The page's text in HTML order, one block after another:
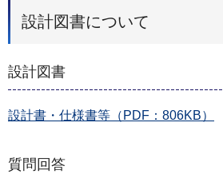
設計図書について
設計図書
設計書・仕様書等（PDF：806KB）
質問回答